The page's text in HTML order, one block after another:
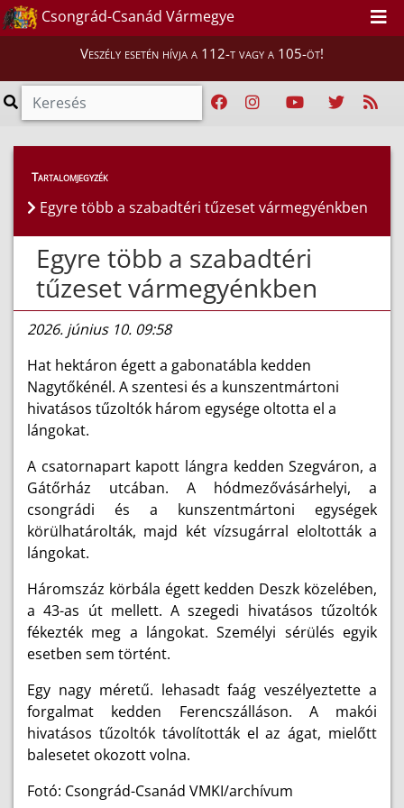
Csongrád-Csanád Vármegye
Veszély esetén hívja a 112-t vagy a 105-öt!
Híreink > Hírek
Tartalomjegyzék
Egyre több a szabadtéri tűzeset vármegyénkben
Egyre több a szabadtéri
tűzeset vármegyénkben
2026. június 10. 09:58
Hat hektáron égett a gabonatábla kedden
Nagytőkénél. A szentesi és a kunszentmártoni
hivatásos tűzoltók három egysége oltotta el a
lángokat.
A csatornapart kapott lángra kedden Szegváron, a
Gátőrház utcában. A hódmezővásárhelyi, a
csongrádi és a kunszentmártoni egységek
körülhatárolták, majd két vízsugárral eloltották a
lángokat.
Háromszáz körbála égett kedden Deszk közelében,
a 43-as út mellett. A szegedi hivatásos tűzoltók
fékezték meg a lángokat. Személyi sérülés egyik
esetben sem történt.
Egy nagy méretű. lehasadt faág veszélyeztette a
forgalmat kedden Ferencszálláson. A makói
hivatásos tűzoltók távolították el az ágat, mielőtt
balesetet okozott volna.
Fotó: Csongrád-Csanád VMKI/archívum